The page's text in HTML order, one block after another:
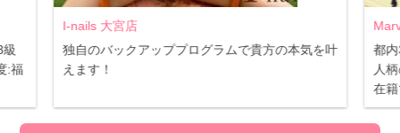
級
:福
I-nails 大宮店
独自のバックアッププログラムで貴方の本気を叶
えます！
都
人
在